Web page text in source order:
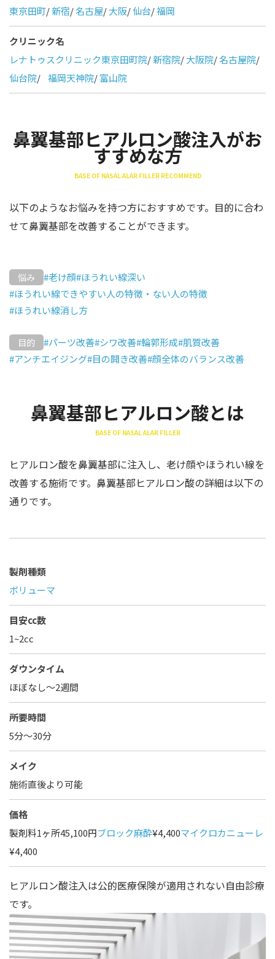
東京田町/新宿/名古屋/大阪/仙台/福岡
クリニック名
レナトゥスクリニック東京田町院/新宿院/大阪院/名古屋院/
仙台院/ 福岡天神院/富山院
鼻翼基部ヒアルロン酸注入がお
すすめな方
BASE OF NASAL ALAR FILLER RECOMMEND
以下のようなお悩みを持つ方におすすめです。目的に合わ
せて鼻翼基部を改善することができます。
悩み #老け顔#ほうれい線深い
#ほうれい線できやすい人の特徴・ない人の特徴
#ほうれい線消し方
目的 #パーツ改善#シワ改善#輪郭形成#肌質改善
#アンチエイジング#目の開き改善#顔全体のバランス改善
鼻翼基部ヒアルロン酸とは
BASE OF NASAL ALAR FILLER
ヒアルロン酸を鼻翼基部に注入し、老け顔やほうれい線を
改善する施術です。鼻翼基部ヒアルロン酸の詳細は以下の
通りです。
製剤種類
ボリューマ
目安cc数
1~2cc
ダウンタイム
ほぼなし〜2週間
所要時間
5分～30分
メイク
施術直後より可能
価格
製剤料1ヶ所45,100円ブロック麻酔¥4,400マイクロカニューレ
¥4,400
ヒアルロン酸注入は公的医療保険が適用されない自由診療
です。